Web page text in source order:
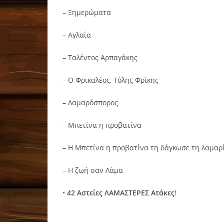
– Ξημερώματα
– Αγλαΐα
– Ταλέντος Αρπαγάκης
– Ο Φρικαλέος, Τόλης Φρίκης
– Λαμαρόσπορος
– Μπετίνα η προβατίνα
– Η Μπετίνα η προβατίνα τη δάγκωσε τη
– Η ζωή σαν Λάμα
• 42 Αστείες ΛΑΜΑΣΤΕΡΕΣ Ατάκες!